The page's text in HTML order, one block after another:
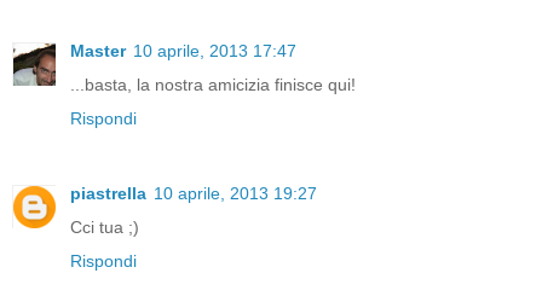
Master 10 aprile, 2013 17:47
...basta, la nostra amicizia finisce qui!
Rispondi
piastrella 10 aprile, 2013 19:27
Cci tua ;)
Rispondi